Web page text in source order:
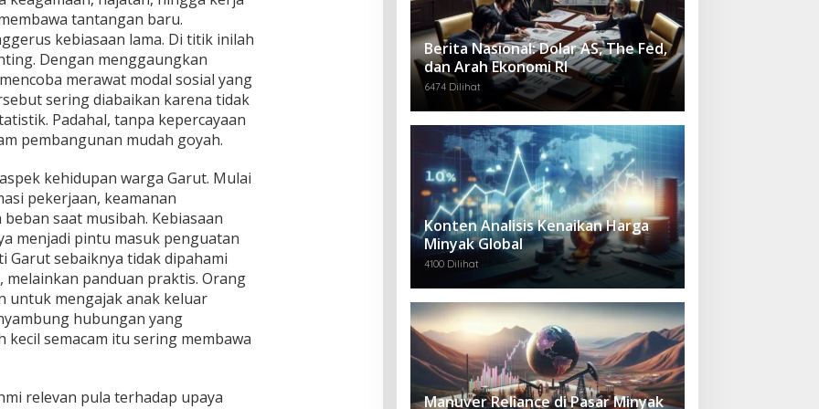
tantangan baru.
kebiasaan lama. Di titik inilah
Dengan menggaungkan
merawat modal sosial yang
sering diabaikan karena tidak
Padahal, tanpa kepercayaan
pembangunan mudah goyah.
kehidupan warga Garut. Mulai
pekerjaan, keamanan
saat musibah. Kebiasaan
menjadi pintu masuk penguatan
Garut sebaiknya tidak dipahami
panduan praktis. Orang
untuk mengajak anak keluar
hubungan yang
semacam itu sering membawa
relevan pula terhadap upaya
Berita Nasional: Dolar AS, The Fed,
dan Arah Ekonomi RI
6474 Dilihat
Konten Analisis Kenaikan Harga
Minyak Global
4100 Dilihat
Manuver Reliance di Pasar Minyak